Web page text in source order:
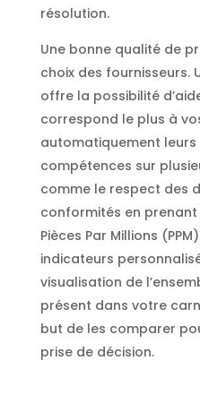
résolution.
Une bonne qualité de
choix des fournisseurs.
offre la possibilité
correspond le plus à
automatiquement
compétences sur
comme le respect des
conformités en
Pièces Par Millions
indicateurs
visualisation de
présent dans votre
but de les comparer
prise de décision.